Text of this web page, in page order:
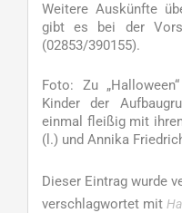
Weitere Auskünfte
gibt es bei der
(02853/390155).
Foto: Zu
Kinder der
einmal fleißig mit
(l.) und Annika
Dieser Eintrag wurde
verschlagwortet mit